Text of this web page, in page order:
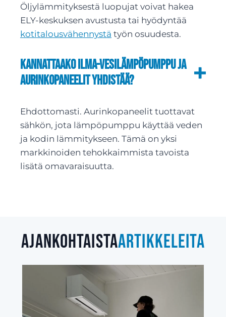
Öljylämmityksestä luopujat voivat hakea
ELY-keskuksen avustusta tai hyödyntää
kotitalousvähennystä työn osuudesta.
Kannattaako ilma-vesilämpöpumppu ja
aurinkopaneelit yhdistää?
Ehdottomasti. Aurinkopaneelit tuottavat
sähkön, jota lämpöpumppu käyttää veden
ja kodin lämmitykseen. Tämä on yksi
markkinoiden tehokkaimmista tavoista
lisätä omavaraisuutta.
Ajankohtaistaartikkeleita